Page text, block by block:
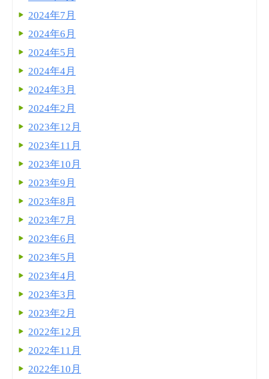
2024年7月
2024年6月
2024年5月
2024年4月
2024年3月
2024年2月
2023年12月
2023年11月
2023年10月
2023年9月
2023年8月
2023年7月
2023年6月
2023年5月
2023年4月
2023年3月
2023年2月
2022年12月
2022年11月
2022年10月